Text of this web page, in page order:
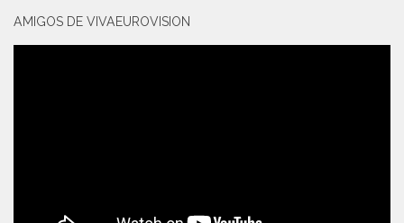
AMIGOS DE VIVAEUROVISION